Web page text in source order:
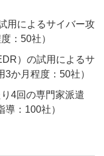
用によるサイバー攻
：50社）
）の試用によるサ
か月程度：50社）
4回の専門家派遣
導：100社）